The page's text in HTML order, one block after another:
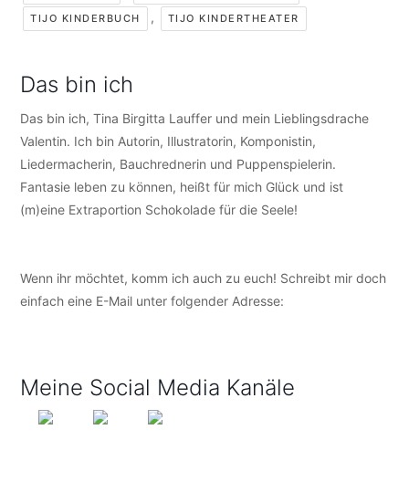
TIJO KINDERBUCH , TIJO KINDERTHEATER
Das bin ich
Das bin ich, Tina Birgitta Lauffer und mein Lieblingsdrache
Valentin. Ich bin Autorin, Illustratorin, Komponistin,
Liedermacherin, Bauchrednerin und Puppenspielerin.
Fantasie leben zu können, heißt für mich Glück und ist
(m)eine Extraportion Schokolade für die Seele!
Wenn ihr möchtet, komm ich auch zu euch! Schreibt mir doch
einfach eine E-Mail unter folgender Adresse:
Meine Social Media Kanäle